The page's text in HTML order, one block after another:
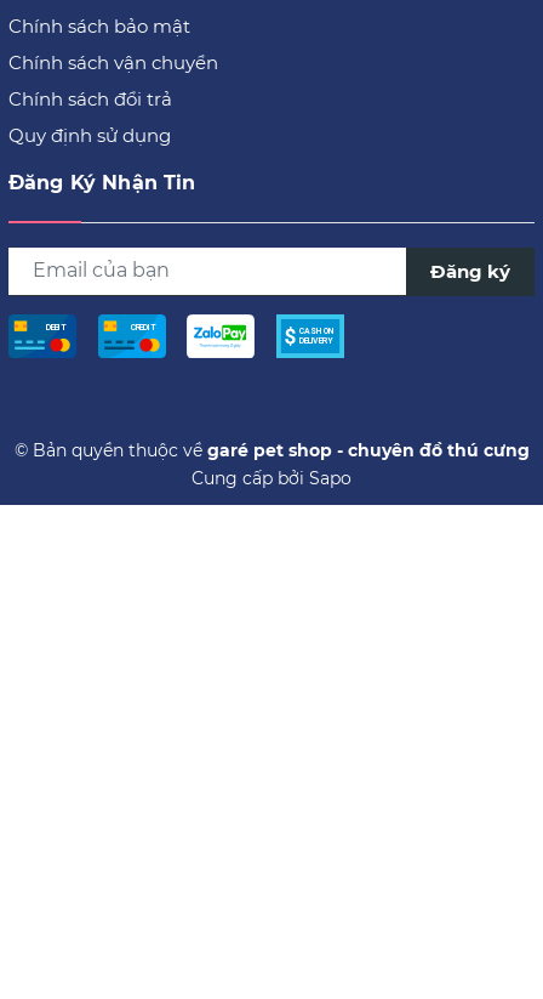
Chính sách bảo mật
Chính sách vận chuyển
Chính sách đổi trả
Quy định sử dụng
Đăng Ký Nhận Tin
Đăng ký
© Bản quyền thuộc về garé pet shop - chuyên đồ thú cưng
Cung cấp bởi Sapo